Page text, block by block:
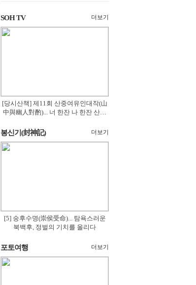
SOH TV 더보기
[당시산책] 제11회 산중여유인대작(山
中與幽人對酌)... 너 한잔 나 한잔 산의
봉신기(封神記) 더보기
[5] 숭후수명(崇侯受命)... 탐욕스러운
북백후, 정벌의 기치를 올리다
포토여행 더보기